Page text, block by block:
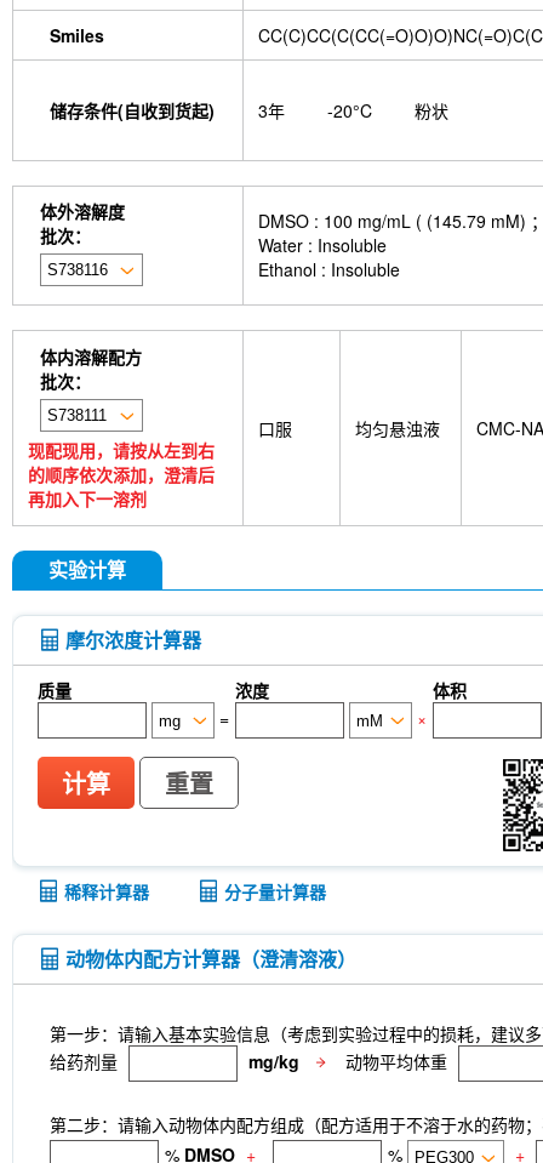
Smiles
储存条件(自收到货起) 3年 -20°C 粉状
体外溶解度
批次：
DMSO : 100 mg/mL ( (145.79 mM)
Water : Insoluble
Ethanol : Insoluble
体内溶解配方
批次：
现配现用，请按从左到右
的顺序依次添加，澄清后
再加入下一溶剂
口服 均匀悬浊液 CMC-NA
实验计算
摩尔浓度计算器
质量 浓度
体积
=
×
计算 重置
稀释计算器 分子量计算器
动物体内配方计算器（澄清溶液）
第一步：请输入基本实验信息（考虑到实验过程中的损耗，建议
给药剂量
mg/kg 动物平均体重
第二步：请输入动物体内配方组成（配方适用于不溶于水的药物
% DMSO + % +